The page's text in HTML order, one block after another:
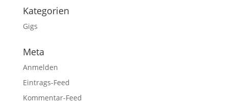
Kategorien
Gigs
Meta
Anmelden
Eintrags-Feed
Kommentar-Feed